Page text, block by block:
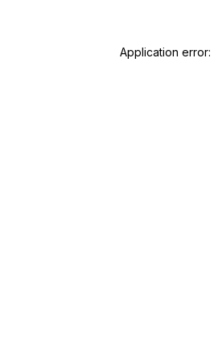
Application